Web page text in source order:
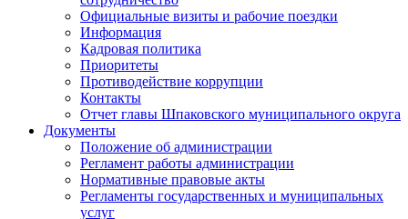
Официальные визиты и рабочие поездки
Информация
Кадровая политика
Приоритеты
Противодействие коррупции
Контакты
Отчет главы Шпаковского муниципального округа
Документы
Положение об администрации
Регламент работы администрации
Нормативные правовые акты
Регламенты государственных и муниципальных
услуг